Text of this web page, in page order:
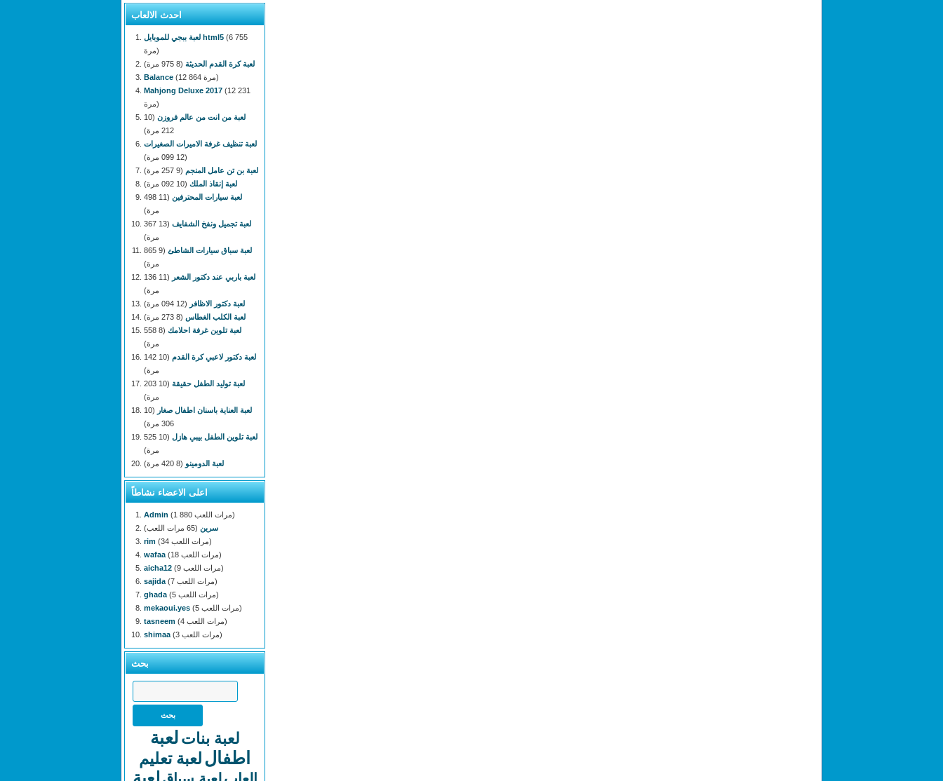
احدث الالعاب
لعبة ببجي للموبايل html5 (6 755
مرة)
لعبة كرة القدم الحديثة (8 975 مرة)
Balance
(12 864 مرة)
Mahjong Deluxe 2017 (12 231
مرة)
لعبة من انت من عالم فروزن (10
212 مرة)
لعبة تنظيف غرفة الاميرات الصغيرات
(12 099 مرة)
لعبة بن تن عامل المنجم (9 257 مرة)
لعبة إنقاذ الملك (10 092 مرة)
لعبة سيارات المحترفين
(11 498
مرة)
لعبة تجميل ونفخ الشفايف
(13 367
مرة)
لعبة سباق سيارات الشاطئ
(9 865
مرة)
لعبة باربي عند دكتور الشعر
(11 136
مرة)
لعبة دكتور الاظافر (12 094 مرة)
لعبة الكلب الغطاس (8 273 مرة)
لعبة تلوين غرفة احلامك
(8 558
مرة)
لعبة دكتور لاعبي كرة القدم
(10 142
مرة)
لعبة توليد الطفل حقيقة
(10 203
مرة)
لعبة العناية باسنان اطفال صغار
(10
306 مرة)
لعبة تلوين الطفل بيبي هازل
(10 525
مرة)
لعبة الدومينو (8 420 مرة)
اعلى الاعضاء نشاطاً
Admin
(1 880 مرات اللعب)
سرين (65 مرات اللعب)
rim
(34 مرات اللعب)
wafaa
(18 مرات اللعب)
aicha12
(9 مرات اللعب)
sajida
(7 مرات اللعب)
ghada
(5 مرات اللعب)
mekaoui.yes
(5 مرات اللعب)
tasneem
(4 مرات اللعب)
shimaa
(3 مرات اللعب)
بحث
لعبة بنات لعبة
اطفاللعبة تعليم